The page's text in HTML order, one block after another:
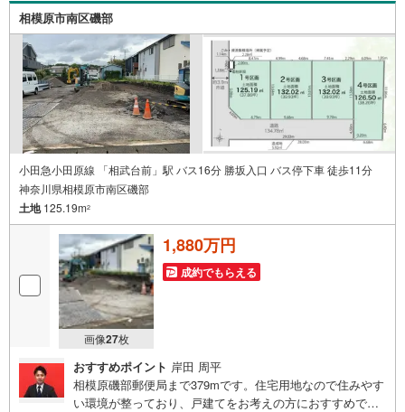
相模原市南区磯部
小田急小田原線 「相武台前」駅 バス16分 勝坂入口 バス停下車 徒歩11分
神奈川県相模原市南区磯部
土地125.19m2
画像27枚
1,880万円
成約でもらえる
おすすめポイント 岸田 周平
相模原磯部郵便局まで379mです。住宅用地なので住みやす
い環境が整っており、戸建てをお考えの方におすすめで